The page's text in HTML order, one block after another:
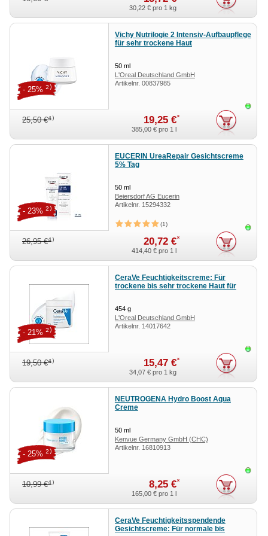
30,22 €pro 1 kg
Vichy Nutrilogie 2 Intensiv-Aufbaupflege
für sehr trockene Haut
50 ml
L'Oreal Deutschland GmbH
Geschäftsbereich VICHY
Artikelnr. 00837985
25,50 €4) 19,25 €*
- 25%2)
385,00 €pro 1 l
EUCERIN UreaRepair Gesichtscreme
5% Tag
50 ml
Beiersdorf AG Eucerin
Artikelnr. 15294332
1
26,95 €4) 20,72 €*
- 23%2)
414,40 €pro 1 l
CeraVe Feuchtigkeitscreme: Für
trockene bis sehr trockene Haut für
454 g
L'Oreal Deutschland GmbH
Geschäftsbereich CeraVe
Artikelnr. 14017642
19,50 €4) 15,47 €*
- 21%2)
34,07 €pro 1 kg
NEUTROGENA Hydro Boost Aqua
Creme
50 ml
Kenvue Germany GmbH (CHC)
Artikelnr. 16810913
10,99 €4) 8,25 €*
- 25%2)
165,00 €pro 1 l
CeraVe Feuchtigkeitsspendende
Gesichtscreme: Für normale bis